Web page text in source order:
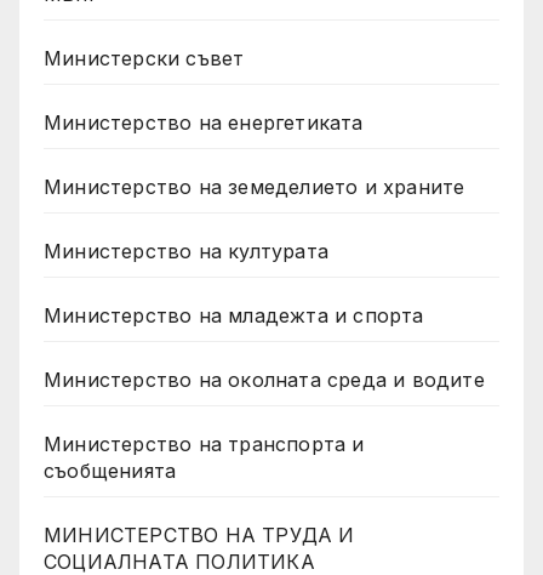
Министерски съвет
Министерство на енергетиката
Министерство на земеделието и храните
Министерство на културата
Министерство на младежта и спорта
Министерство на околната среда и водите
Министерство на транспорта и
съобщенията
МИНИСТЕРСТВО НА ТРУДА И
СОЦИАЛНАТА ПОЛИТИКА